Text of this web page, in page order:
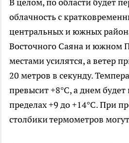
облачность с
центральных и южных
Восточного Саяна и южном
местами усилятся, а ветер
20 метров в секунду.
превысит +8°C, а днем будет
пределах +9 до +14°C. При
столбики термометров